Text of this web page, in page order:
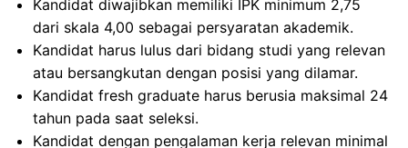
Kandidat diwajibkan memiliki IPK minimum 2,75
dari skala 4,00 sebagai persyaratan akademik.
Kandidat harus lulus dari bidang studi yang relevan
atau bersangkutan dengan posisi yang dilamar.
Kandidat fresh graduate harus berusia maksimal 24
tahun pada saat seleksi.
Kandidat dengan pengalaman kerja relevan minimal